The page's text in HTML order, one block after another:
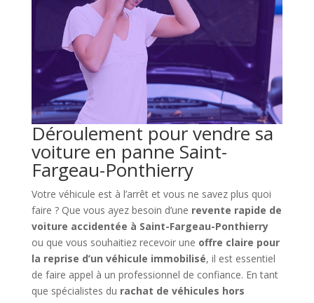
Déroulement pour vendre sa
voiture en panne Saint-
Fargeau-Ponthierry
Votre véhicule est à l’arrêt et vous ne savez plus quoi
faire ? Que vous ayez besoin d’une revente rapide de
voiture accidentée à Saint-Fargeau-Ponthierry
ou que vous souhaitiez recevoir une offre claire pour
la reprise d’un véhicule immobilisé, il est essentiel
de faire appel à un professionnel de confiance. En tant
que spécialistes du rachat de véhicules hors